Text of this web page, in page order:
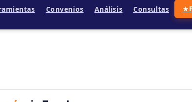
Convenios Análisis Consultas ★